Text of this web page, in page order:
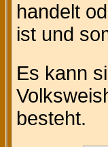
handelt
ist und
Es kann
besteht.